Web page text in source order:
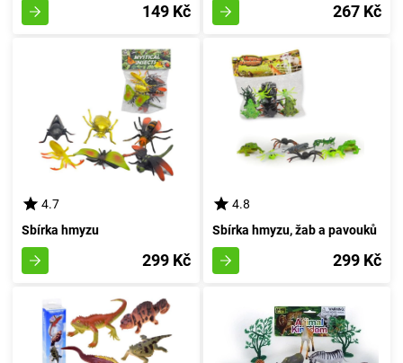
149 Kč 267 Kč
4.7
Sbírka hmyzu
299 Kč
4.8
Sbírka hmyzu, žab a pavouků
299 Kč